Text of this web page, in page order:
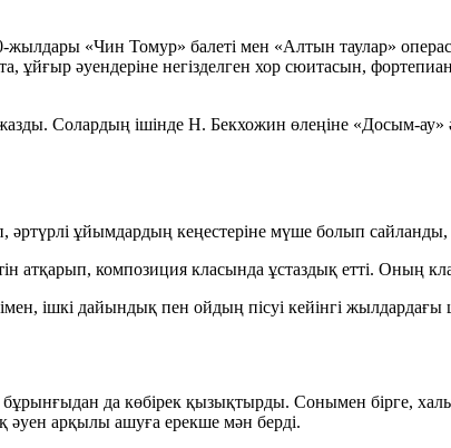
жылдары «Чин Томур» балеті мен «Алтын таулар»
әуендеріне негізделген хор сюитасын,
Солардың ішінде Н. Бекхожин өлеңіне «Досым-ау»
ұйымдардың кеңестеріне мүше болып
композиция класында ұстаздық етті. Оның
ішкі дайындық пен ойдың пісуі кейінгі
да көбірек қызықтырды. Сонымен бірге,
әуен арқылы ашуға ерекше мән берді.